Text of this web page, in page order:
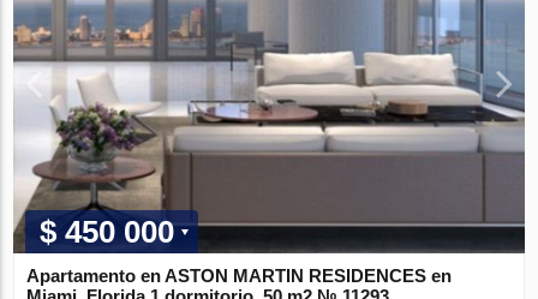
$ 450 000
Apartamento en ASTON MARTIN RESIDENCES en